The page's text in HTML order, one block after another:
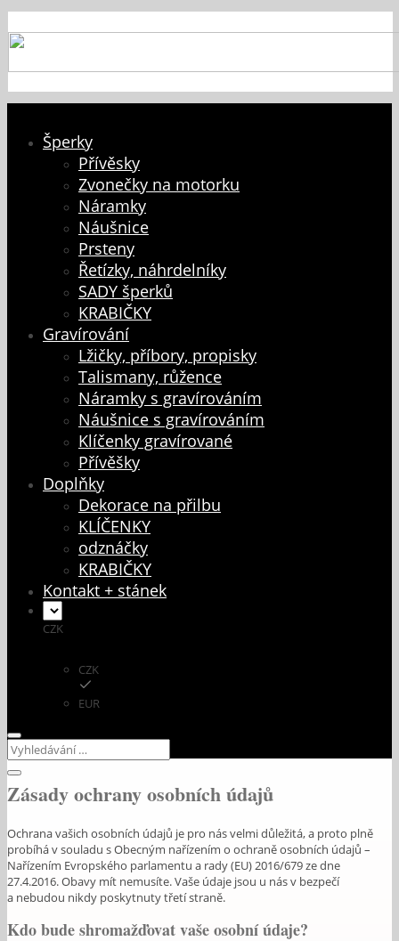
Šperky
Přívěsky
Zvonečky na motorku
Náramky
Náušnice
Prsteny
Řetízky, náhrdelníky
SADY šperků
KRABIČKY
Gravírování
Lžičky, příbory, propisky
Talismany, růžence
Náramky s gravírováním
Náušnice s gravírováním
Klíčenky gravírované
Přívěšky
Doplňky
Dekorace na přilbu
KLÍČENKY
odznáčky
KRABIČKY
Kontakt + stánek
CZK
CZK
EUR
Zásady ochrany osobních údajů
Ochrana vašich osobních údajů je pro nás velmi důležitá, a proto plně
probíhá v souladu s Obecným nařízením o ochraně osobních údajů –
Nařízením Evropského parlamentu a rady (EU) 2016/679 ze dne
27.4.2016. Obavy mít nemusíte. Vaše údaje jsou u nás v bezpečí
a nebudou nikdy poskytnuty třetí straně.
Kdo bude shromažďovat vaše osobní údaje?